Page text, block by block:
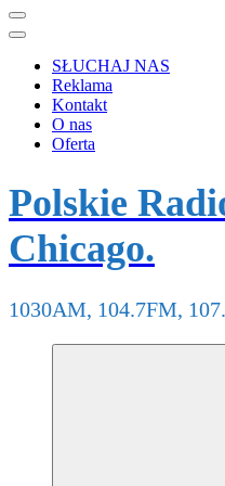
SŁUCHAJ NAS
Reklama
Kontakt
O nas
Oferta
Polskie
Chicago.
1030AM, 104.7FM,